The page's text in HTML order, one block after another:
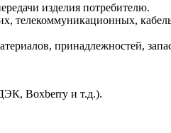
изделия потребителю.
телекоммуникационных,
принадлежностей,
Boxberry и т.д.).